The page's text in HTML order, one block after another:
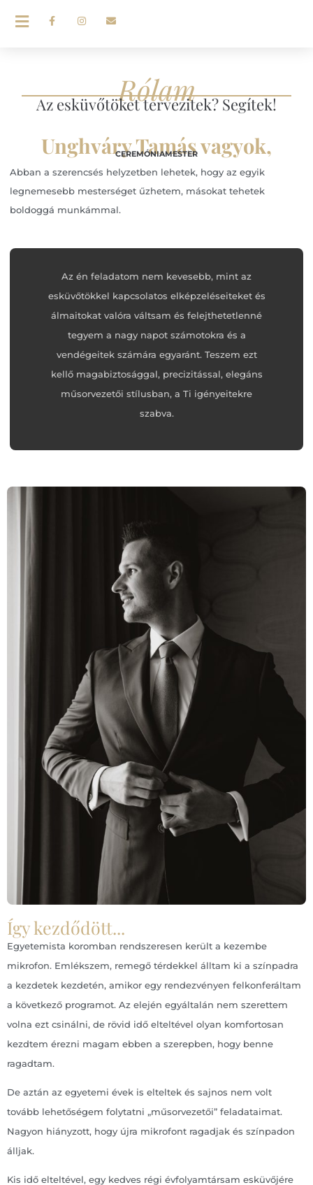
Rólam
Az esküvőtöket tervezitek? Segítek!
Unghváry Tamás vagyok,
CEREMÓNIAMESTER
Abban a szerencsés helyzetben lehetek, hogy az egyik
legnemesebb mesterséget űzhetem, másokat tehetek
boldoggá munkámmal.
Az én feladatom nem kevesebb, mint az
esküvőtökkel kapcsolatos elképzeléseiteket és
álmaitokat valóra váltsam és felejthetetlenné
tegyem a nagy napot számotokra és a
vendégeitek számára egyaránt. Teszem ezt
kellő magabiztosággal, precizitással, elegáns
műsorvezetői stílusban, a Ti igényeitekre
szabva.
Így kezdődött...
Egyetemista koromban rendszeresen került a kezembe
mikrofon. Emlékszem, remegő térdekkel álltam ki a színpadra
a kezdetek kezdetén, amikor egy rendezvényen felkonferáltam
a következő programot. Az elején egyáltalán nem szerettem
volna ezt csinálni, de rövid idő elteltével olyan komfortosan
kezdtem érezni magam ebben a szerepben, hogy benne
ragadtam.
De aztán az egyetemi évek is elteltek és sajnos nem volt
tovább lehetőségem folytatni „műsorvezetői” feladataimat.
Nagyon hiányzott, hogy újra mikrofont ragadjak és színpadon
álljak.
Kis idő elteltével, egy kedves régi évfolyamtársam esküvőjére